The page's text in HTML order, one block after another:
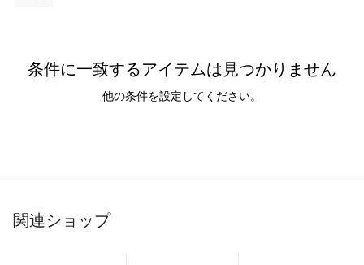
条件に一致するアイテムは見つかりません
他の条件を設定してください。
関連ショップ